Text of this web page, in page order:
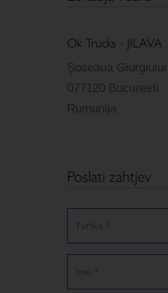
Ok Trucks - JILAVA
Șoseaua
077120 Bucuresti
Rumunija
Poslati zahtjev